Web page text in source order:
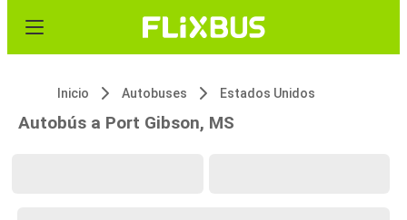
Inicio Autobuses Estados Unidos
Autobús a Port Gibson, MS